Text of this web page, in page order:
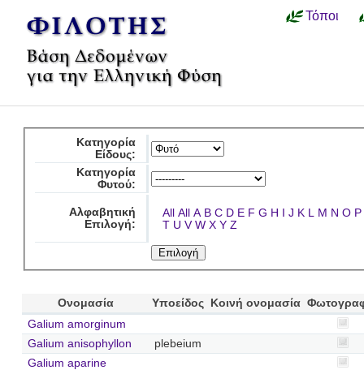
Τόποι
Κατηγορία
Είδους:
Κατηγορία
Φυτού:
Αλφαβητική
Επιλογή:
All All A B C D E F G H I J K L M N O P
T U V W X Y Z
Ονομασία Υποείδος Κοινή ονομασία
Galium amorginum
Galium anisophyllon
plebeium
Galium aparine